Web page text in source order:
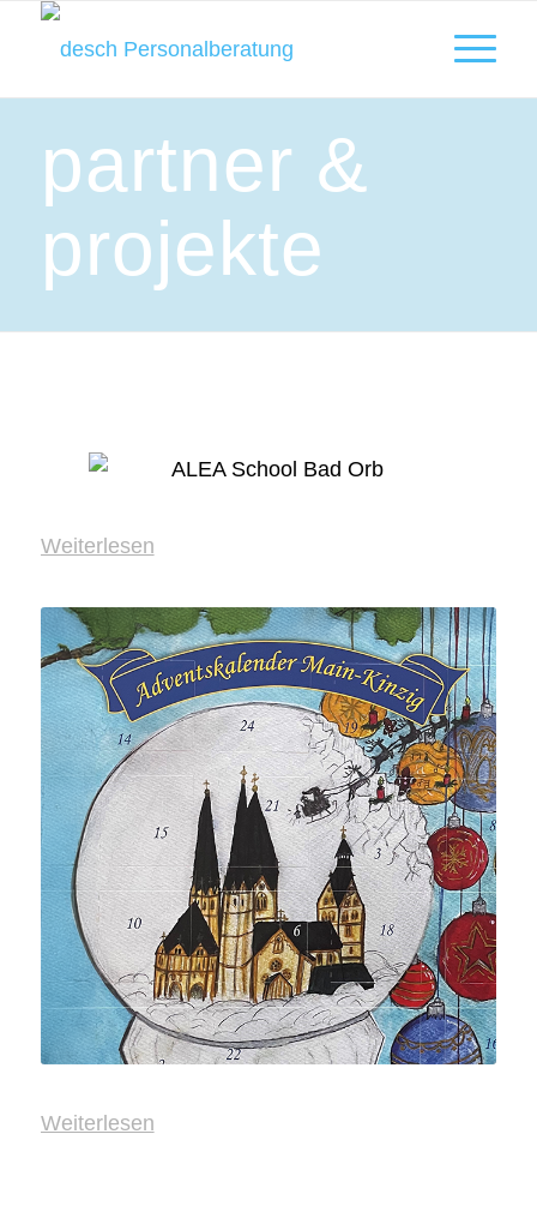
partner &
projekte
Weiterlesen
Weiterlesen